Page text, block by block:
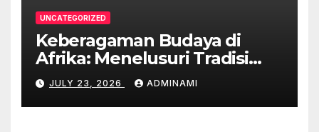
UNCATEGORIZED
Keberagaman Budaya di
Afrika: Menelusuri Tradisi
yang Unik
JULY 23, 2026 ADMINAMI